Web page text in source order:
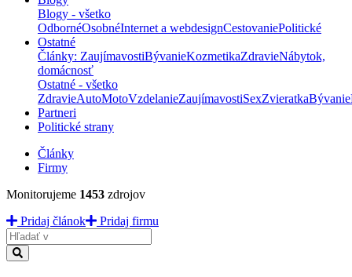
Blogy - všetko
OdbornéOsobnéInternet a webdesignCestovaniePolitické
Ostatné
Články: ZaujímavostiBývanieKozmetikaZdravieNábytok,
domácnosť
Ostatné - všetko
ZdravieAutoMotoVzdelanieZaujímavostiSexZvieratkaBývanie
Partneri
Politické strany
Články
Firmy
Monitorujeme 1453 zdrojov
Pridaj článok
Pridaj firmu
Hladať